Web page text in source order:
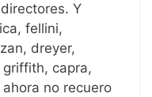
Y
fellini,
dreyer,
capra,
no recuero